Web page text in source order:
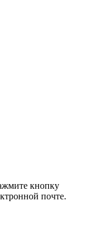
кнопку
почте.